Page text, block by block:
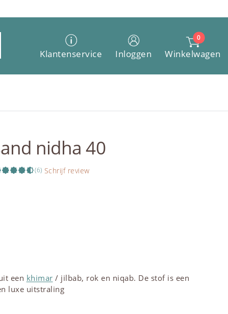
Klantenservice Inloggen
0
Winkelwagen
nidha 40
(6) Schrijf review
een khimar / jilbab, rok en niqab. De stof is een
luxe uitstraling